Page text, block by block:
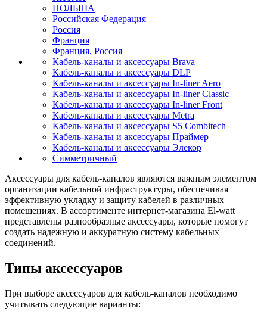
ПОЛЬША
Российская Федерация
Россия
Франция
Франция, Россия
Кабель-каналы и аксессуары Brava
Кабель-каналы и аксессуары DLP
Кабель-каналы и аксессуары In-liner Aero
Кабель-каналы и аксессуары In-liner Classic
Кабель-каналы и аксессуары In-liner Front
Кабель-каналы и аксессуары Metra
Кабель-каналы и аксессуары S5 Combitech
Кабель-каналы и аксессуары Праймер
Кабель-каналы и аксессуары Элекор
Симметричный
Аксессуары для кабель-каналов являются важным элементом
организации кабельной инфраструктуры, обеспечивая
эффективную укладку и защиту кабелей в различных
помещениях. В ассортименте интернет-магазина El-watt
представлены разнообразные аксессуары, которые помогут
создать надежную и аккуратную систему кабельных
соединений.
Типы аксессуаров
При выборе аксессуаров для кабель-каналов необходимо
учитывать следующие варианты: